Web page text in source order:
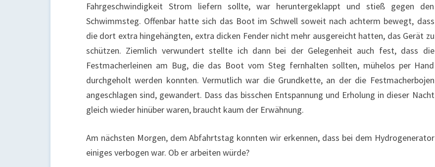
Fahrgeschwindigkeit Strom liefern sollte, war heruntergeklappt und stieß gegen den
Schwimmsteg. Offenbar hatte sich das Boot im Schwell soweit nach achterm bewegt, dass
die dort extra hingehängten, extra dicken Fender nicht mehr ausgereicht hatten, das Gerät zu
schützen. Ziemlich verwundert stellte ich dann bei der Gelegenheit auch fest, dass die
Festmacherleinen am Bug, die das Boot vom Steg fernhalten sollten, mühelos per Hand
durchgeholt werden konnten. Vermutlich war die Grundkette, an der die Festmacherbojen
angeschlagen sind, gewandert. Dass das bisschen Entspannung und Erholung in dieser Nacht
gleich wieder hinüber waren, braucht kaum der Erwähnung.
Am nächsten Morgen, dem Abfahrtstag konnten wir erkennen, dass bei dem Hydrogenerator
einiges verbogen war. Ob er arbeiten würde?